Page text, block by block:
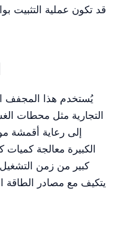
قد تكون عملية التثبيت
يُستخدم هذا المجفف
التجارية مثل محطات
إلى رعاية أقمشة
الكبيرة معالجة
كبير من زمن
يتكيف مع مصادر الطاقة